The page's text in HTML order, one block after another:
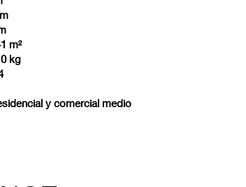
m²
kg
y comercial medio